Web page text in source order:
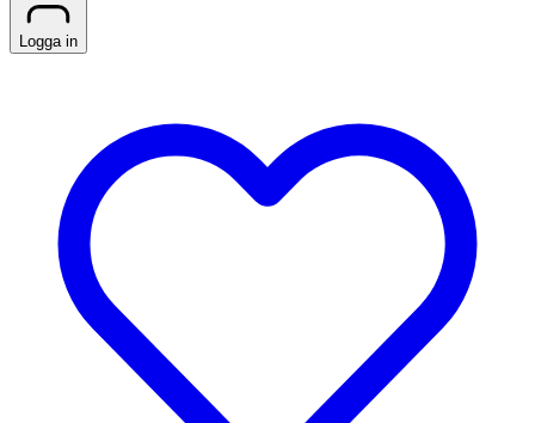
Logga in